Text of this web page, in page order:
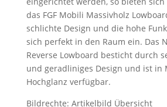
das FGF Mobili Massivholz
schlichte Design und die hohe
sich perfekt in den Raum ein. Das
Reverse Lowboard besticht durch
und geradliniges Design und ist in
Hochglanz verfügbar.
Bildrechte: Artikelbild Übersicht